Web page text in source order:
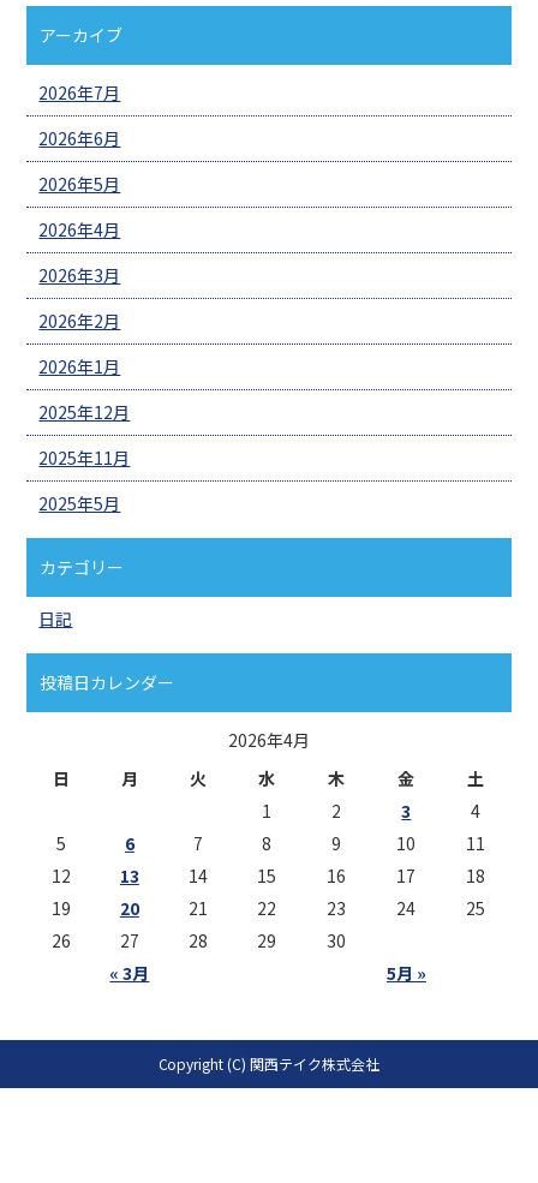
アーカイブ
2026年7月
2026年6月
2026年5月
2026年4月
2026年3月
2026年2月
2026年1月
2025年12月
2025年11月
2025年5月
カテゴリー
日記
投稿日カレンダー
2026年4月
日
月 火 水 木 金 土
« 3月 5月 »
1 2 3
4
5
6 7 8 9 10
11
12
13 14 15 16 17
18
19
20 21 22 23 24
25
26
27 28 29 30
Copyright (C) 関西テイク株式会社